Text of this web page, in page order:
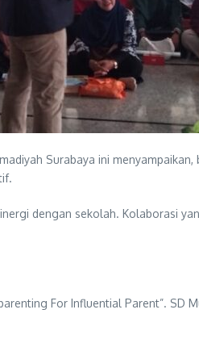
Surabaya ini
dengan sekolah. Kolaborasi
For Influential Parent”. SD